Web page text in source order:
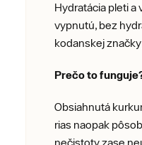
Hydratácia pleti a
vypnutú, bez
kodanskej
Prečo to
Obsiahnutá
rias naopak
nečistoty zase